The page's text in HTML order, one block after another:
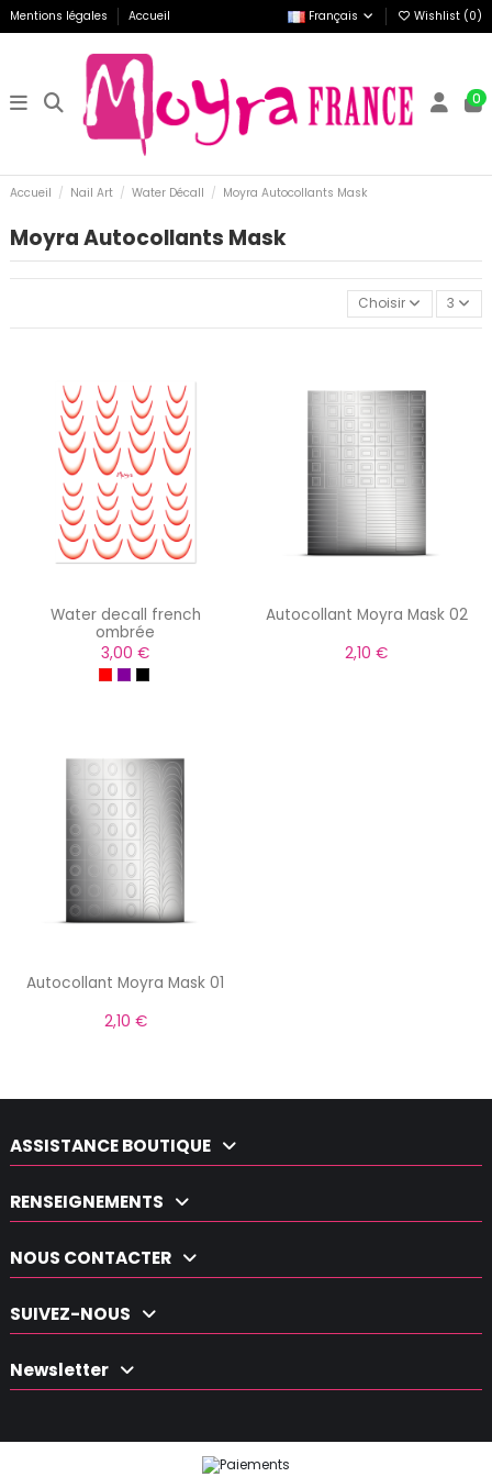
Mentions légales Accueil Français Wishlist (0)
0
Accueil Nail Art Water Décall Moyra Autocollants Mask
Moyra Autocollants Mask
Choisir 3
Water decall french
ombrée
3,00 €
Autocollant Moyra Mask 02
2,10 €
Autocollant Moyra Mask 01
2,10 €
ASSISTANCE BOUTIQUE
RENSEIGNEMENTS
NOUS CONTACTER
SUIVEZ-NOUS
Newsletter